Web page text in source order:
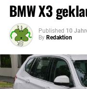
BMW X3
Published 10
By Redaktion